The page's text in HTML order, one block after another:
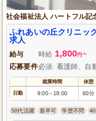
社会福祉法人 ハートフル記
ふれあいの丘クリニッ
求人
給与 時給 1,800円 ~
応募要件必須: 看護師、自
就業時間 休憩
日勤 9:00～ 18:00 60分
50代活躍 新卒可 学歴不問